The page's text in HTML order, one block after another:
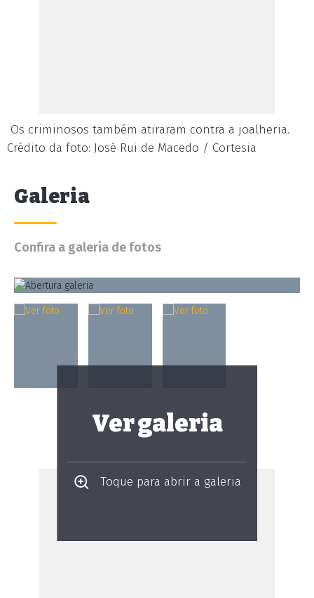
Os criminosos também atiraram contra a joalheria.
Crédito da foto: José Rui de Macedo / Cortesia
Galeria
Confira a galeria de fotos
Ver galeria
Toque para abrir a galeria